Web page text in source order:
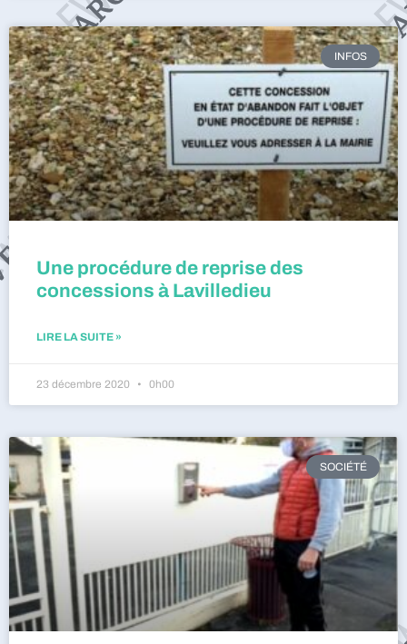
INFOS
Une procédure de reprise des
concessions à Lavilledieu
LIRE LA SUITE »
23 décembre 2020 0h00
SOCIÉTÉ